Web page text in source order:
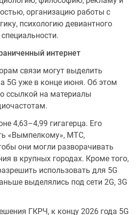
организацию работы с
психологию девиантного
интернет
связи могут выделить
5G уже в конце июня. Об этом
ссылкой на материалы
4,63–4,99 гигагерца. Его
«Вымпелкому», МТС,
они могли разворачивать
в крупных городах. Кроме того,
использовать для 5G
выделялись под сети 2G, 3G
ГКРЧ, к концу 2026 года 5G